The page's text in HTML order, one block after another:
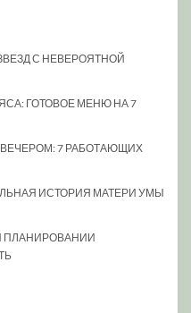
С НЕВЕРОЯТНОЙ
ГОТОВОЕ МЕНЮ НА 7
ВЕЧЕРОМ: 7 РАБОТАЮЩИХ
ИСТОРИЯ МАТЕРИ УМЫ
ПЛАНИРОВАНИИ